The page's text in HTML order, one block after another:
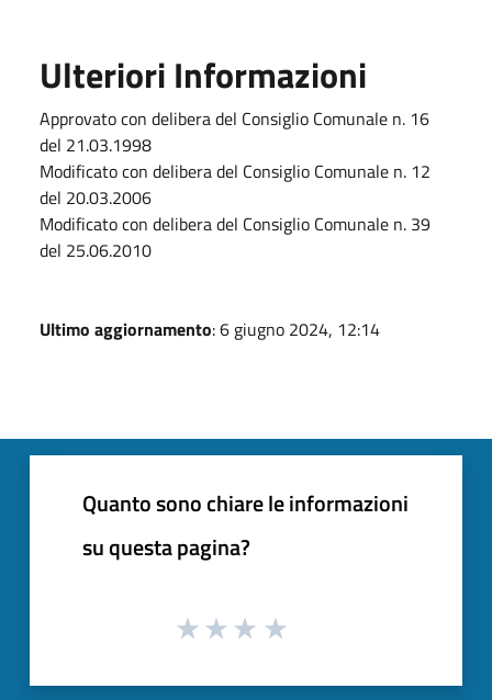
Ulteriori Informazioni
Approvato con delibera del Consiglio Comunale n. 16
del 21.03.1998
Modificato con delibera del Consiglio Comunale n. 12
del 20.03.2006
Modificato con delibera del Consiglio Comunale n. 39
del 25.06.2010
Ultimo aggiornamento: 6 giugno 2024, 12:14
Quanto sono chiare le informazioni
su questa pagina?